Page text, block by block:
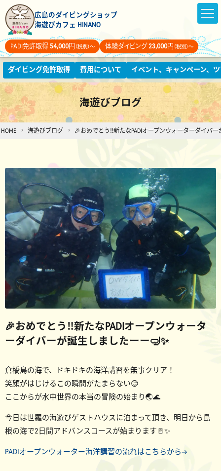
広島のダイビングショップ
海遊びカフェ HINANO
PADI免許取得54,000円 （税別）～ 体験ダイビング23,000円 （税別）～
ダイビング免許取得 費用について イベント、キャンペーン、
海遊びブログ
HOME 海遊びブログ 🎉おめでとう‼️新たなPADIオープンウォーターダイバ
🎉おめでとう‼️新たなPADIオープンウォータ
ーダイバーが誕生しましたーー🤿✨
倉橋島の海で、ドキドキの海洋講習を無事クリア！
笑顔がはじけるこの瞬間がたまらない😊
ここからが水中世界の本当の冒険の始まり🌏🌊
今日は世羅の海遊びゲストハウスに泊まって頂き、明日から島
根の海で2日間アドバンスコースが始まります🚪✨
PADIオープンウォーター海洋講習の流れはこちらから→